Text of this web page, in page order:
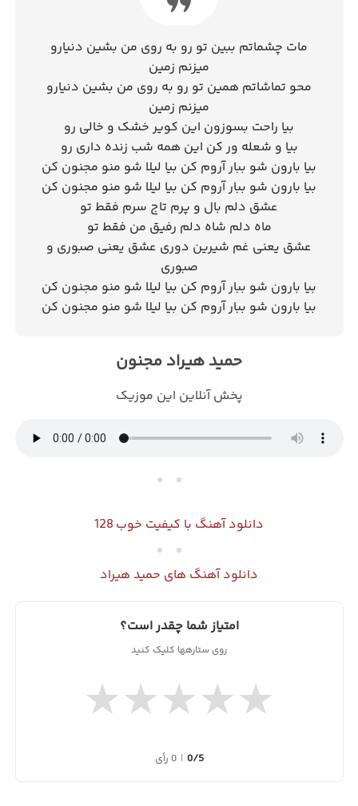
مات چشماتم ببین تو رو به روی من بشین دنیارو
میزنم زمین
محو تماشاتم همین تو رو به روی من بشین دنیارو
میزنم زمین
بیا راحت بسوزون این کویر خشک و خالی رو
بیا و شعله ور کن این همه شب زنده داری رو
بیا بارون شو ببار آروم کن بیا لیلا شو منو مجنون کن
بیا بارون شو ببار آروم کن بیا لیلا شو منو مجنون کن
عشق دلم بال و پرم تاج سرم فقط تو
ماه دلم شاه دلم رفیق من فقط تو
عشق یعنی غم شیرین دوری عشق یعنی صبوری و
صبوری
بیا بارون شو ببار آروم کن بیا لیلا شو منو مجنون کن
بیا بارون شو ببار آروم کن بیا لیلا شو منو مجنون کن
حمید هیراد مجنون
پخش آنلاین این موزیک
دانلود آهنگ با کیفیت خوب 128
دانلود آهنگ های حمید هیراد
امتیاز شما چقدر است؟
روی ستارهها کلیک کنید
★
★
★
★
★
0/5
| 0 رأی